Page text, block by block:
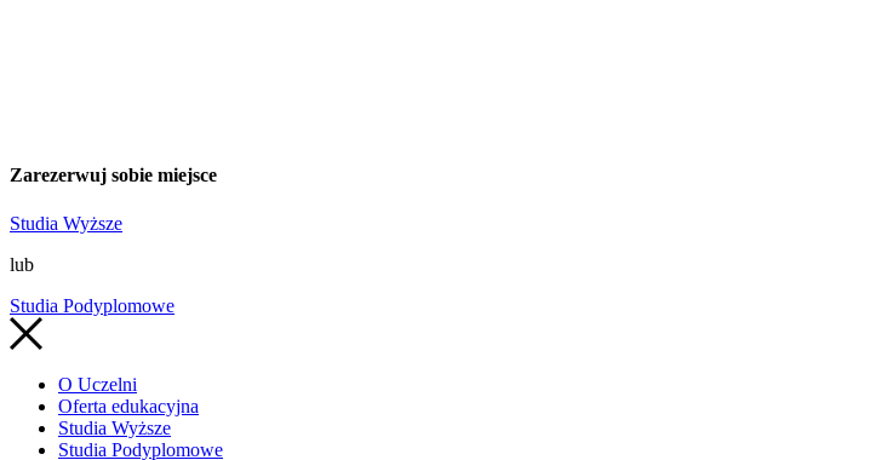
Zarezerwuj sobie miejsce
Studia Wyższe
lub
Studia Podyplomowe
O Uczelni
Oferta edukacyjna
Studia Wyższe
Studia Podyplomowe